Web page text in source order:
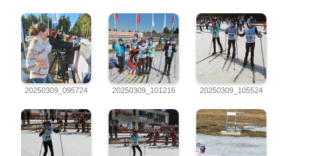
20250309_095724 20250309_101216 20250309_105524